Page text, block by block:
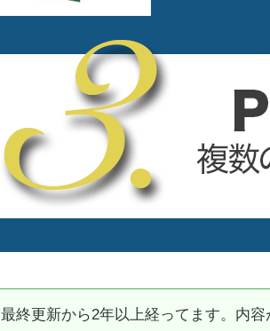
最終更新から2年以上経ってます。内容